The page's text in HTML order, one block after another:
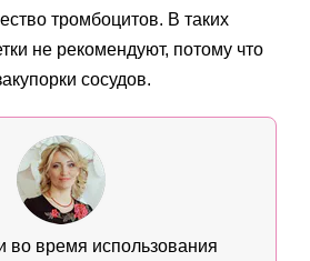
тромбоцитов. В таких
не рекомендуют, потому что
сосудов.
во время использования